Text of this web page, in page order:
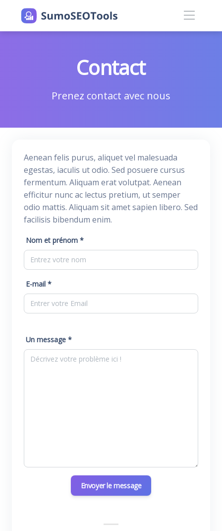
Contact
Prenez contact avec nous
Aenean felis purus, aliquet vel malesuada
egestas, iaculis ut odio. Sed posuere cursus
fermentum. Aliquam erat volutpat. Aenean
efficitur nunc ac lectus pretium, ut semper
odio mattis. Aliquam sit amet sapien libero. Sed
facilisis bibendum enim.
Nom et prénom *
E-mail *
Un message *
Envoyer le message